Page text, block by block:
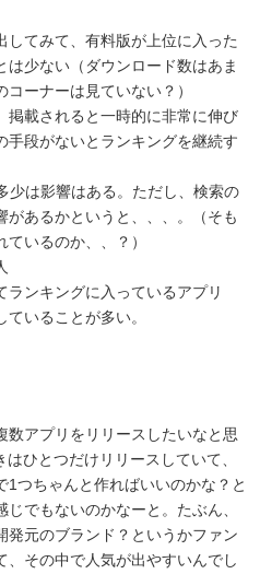
してみて、有料版が上位に入った
は少ない（ダウンロード数はあま
ーナーは見ていない？）
掲載されると一時的に非常に伸び
手段がないとランキングを継続す
少は影響はある。ただし、検索の
があるかというと、、、。（そも
いるのか、、？）
ランキングに入っているアプリ
いることが多い。
数アプリをリリースしたいなと思
ひとつだけリリースしていて、
つちゃんと作ればいいのかな？と
でもないのかなーと。たぶん、
発元のブランド？というかファン
、その中で人気が出やすいんでし